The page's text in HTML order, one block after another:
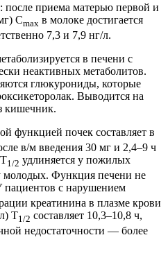
после приема матерью первой и
Cmax в молоке достигается
7,3 и 7,9 нг/л.
в печени с
неактивных метаболитов.
глюкурониды, которые
Выводится на
кишечник.
функцией почек составляет в
в/м введения 30 мг и 2,4–9 ч
1/2 удлиняется у пожилых
молодых. Функция печени не
пациентов с нарушением
креатинина в плазме крови
T1/2 составляет 10,3–10,8 ч,
недостаточности — более